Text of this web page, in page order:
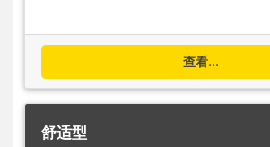
查看...
舒适型